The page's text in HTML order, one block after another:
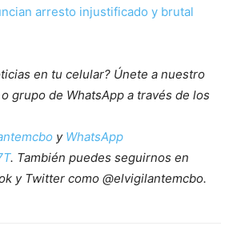
arresto injustificado y brutal
en tu celular? Únete a nuestro
grupo de WhatsApp a través de los
y WhatsApp
. También puedes seguirnos en
y Twitter como @elvigilantemcbo.